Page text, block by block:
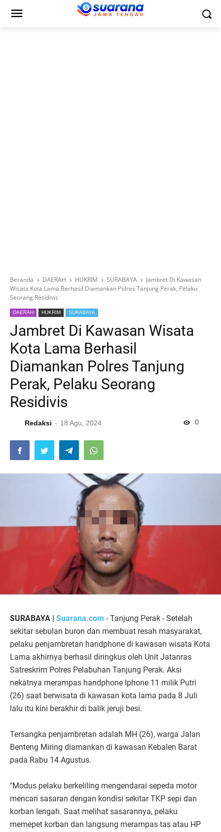
Beranda DAERAH HUKRIM SURABAYA
Jambret Di Kawasan
Wisata Kota Lama Berhasil Diamankan Polres Tanjung Perak, Pelaku
Seorang Residivis
DAERAH HUKRIM SURABAYA
Jambret Di Kawasan Wisata
Kota Lama Berhasil
Diamankan Polres Tanjung
Perak, Pelaku Seorang
Residivis
Redaksi 18 Agu, 2024 0
SURABAYA | Suarana.com - Tanjung Perak - Setelah
sekitar sebulan buron dan membuat resah masyarakat,
pelaku penjambretan handphone di kawasan wisata Kota
Lama akhirnya berhasil diringkus oleh Unit Jatanras
Satreskrim Polres Pelabuhan Tanjung Perak. Aksi
nekatnya merampas handphone Iphone 11 milik Putri
(26) saat berwisata di kawasan kota lama pada 8 Juli
lalu itu kini berakhir di balik jeruji besi.
Tersangka penjambretan adalah MH (26), warga Jalan
Benteng Miring diamankan di kawasan Kebalen Barat
pada Rabu 14 Agustus.
"Modus pelaku berkeliling mengendarai sepeda motor
mencari sasaran dengan kondisi sekitar TKP sepi dan
korban lengah. Saat melihat sasarannya, pelaku
memepet korban dan langsung merampas tas atau HP